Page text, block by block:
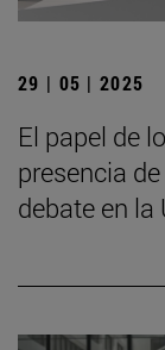
29 | 05 | 2025
El papel de
presencia
debate en la